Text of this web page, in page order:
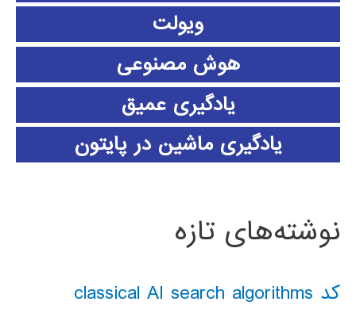
ویولت
هوش مصنوعی
یادگیری عمیق
یادگیری ماشین در پایتون
نوشته‌های تازه
کد classical AI search algorithms